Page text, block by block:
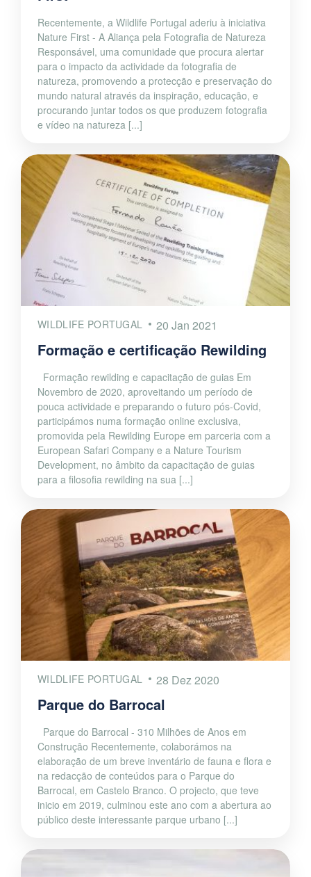
Recentemente, a Wildlife Portugal aderiu à iniciativa
Nature First - A Aliança pela Fotografia de Natureza
Responsável, uma comunidade que procura alertar
para o impacto da actividade da fotografia de
natureza, promovendo a protecção e preservação do
mundo natural através da inspiração, educação, e
procurando juntar todos os que produzem fotografia
e vídeo na natureza [...]
WILDLIFE PORTUGAL 20 Jan 2021
Formação e certificação Rewilding
Formação rewilding e capacitação de guias Em
Novembro de 2020, aproveitando um período de
pouca actividade e preparando o futuro pós-Covid,
participámos numa formação online exclusiva,
promovida pela Rewilding Europe em parceria com a
European Safari Company e a Nature Tourism
Development, no âmbito da capacitação de guias
para a filosofia rewilding na sua [...]
WILDLIFE PORTUGAL 28 Dez 2020
Parque do Barrocal
Parque do Barrocal - 310 Milhões de Anos em
Construção Recentemente, colaborámos na
elaboração de um breve inventário de fauna e flora e
na redacção de conteúdos para o Parque do
Barrocal, em Castelo Branco. O projecto, que teve
inicio em 2019, culminou este ano com a abertura ao
público deste interessante parque urbano [...]